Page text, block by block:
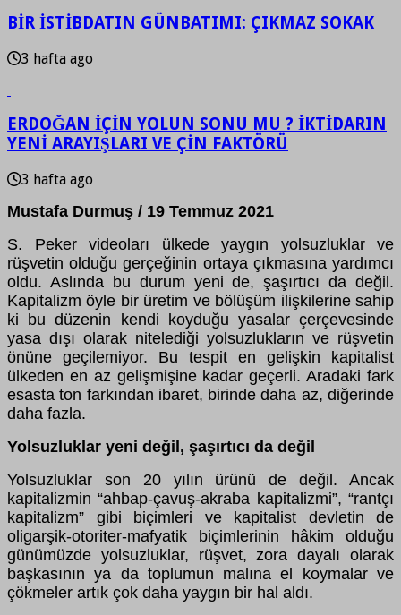
BİR İSTİBDATIN GÜNBATIMI: ÇIKMAZ SOKAK
3 hafta ago
ERDOĞAN İÇİN YOLUN SONU MU ? İKTİDARIN
YENİ ARAYIŞLARI VE ÇİN FAKTÖRÜ
3 hafta ago
Mustafa Durmuş / 19 Temmuz 2021
S. Peker videoları ülkede yaygın yolsuzluklar ve
rüşvetin olduğu gerçeğinin ortaya çıkmasına yardımcı
oldu. Aslında bu durum yeni de, şaşırtıcı da değil.
Kapitalizm öyle bir üretim ve bölüşüm ilişkilerine sahip
ki bu düzenin kendi koyduğu yasalar çerçevesinde
yasa dışı olarak nitelediği yolsuzlukların ve rüşvetin
önüne geçilemiyor. Bu tespit en gelişkin kapitalist
ülkeden en az gelişmişine kadar geçerli. Aradaki fark
esasta ton farkından ibaret, birinde daha az, diğerinde
daha fazla.
Yolsuzluklar yeni değil, şaşırtıcı da değil
Yolsuzluklar son 20 yılın ürünü de değil. Ancak
kapitalizmin “ahbap-çavuş-akraba kapitalizmi”, “rantçı
kapitalizm” gibi biçimleri ve kapitalist devletin de
oligarşik-otoriter-mafyatik biçimlerinin hâkim olduğu
günümüzde yolsuzluklar, rüşvet, zora dayalı olarak
başkasının ya da toplumun malına el koymalar ve
çökmeler artık çok daha yaygın bir hal aldı.